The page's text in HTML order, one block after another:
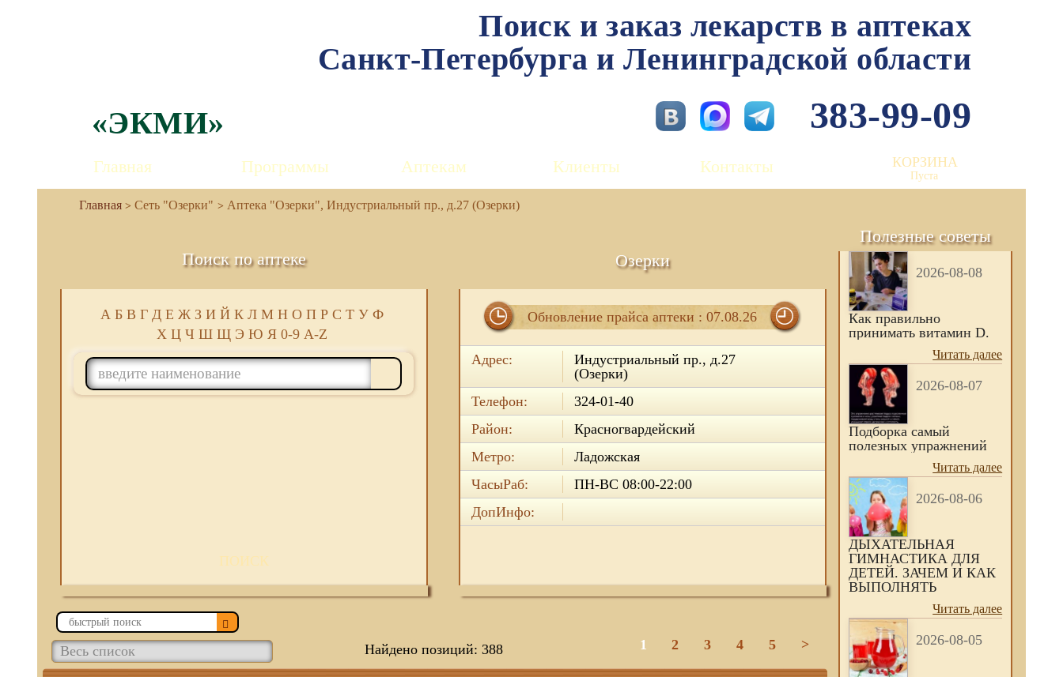
Поиск и заказ лекарств в аптеках
Санкт-Петербурга и Ленинградской области
383-99-09
«ЭКМИ»
Главная Программы Аптекам Клиенты Контакты КОРЗИНА
Пуста
Сеть "Озерки" Аптека "Озерки", Индустриальный пр., д.27 (Озерки)
Поиск по аптеке
А Б В Г Д Е Ж З И Й К Л М Н О П Р С Т У Ф
Х Ц Ч Ш Щ Э Ю Я 0-9 A-Z
ПОИСК
Озерки
Обновление прайса аптеки : 07.08.26
Адрес:
Индустриальный пр., д.27
(Озерки)
Телефон:
324-01-40
Район:
Красногвардейский
Метро:
Ладожская
ЧасыРаб:
ПН-ВС 08:00-22:00
ДопИнфо:
Найдено позиций: 388 1 2 3 4 5 >
Полезные советы
2026-08-08
Как правильно
принимать витамин D.
Читать далее
2026-08-07
Подборка самый
полезных упражнений
Читать далее
2026-08-06
ДЫХАТЕЛЬНАЯ
ГИМНАСТИКА ДЛЯ
ДЕТЕЙ. ЗАЧЕМ И КАК
ВЫПОЛНЯТЬ
Читать далее
2026-08-05